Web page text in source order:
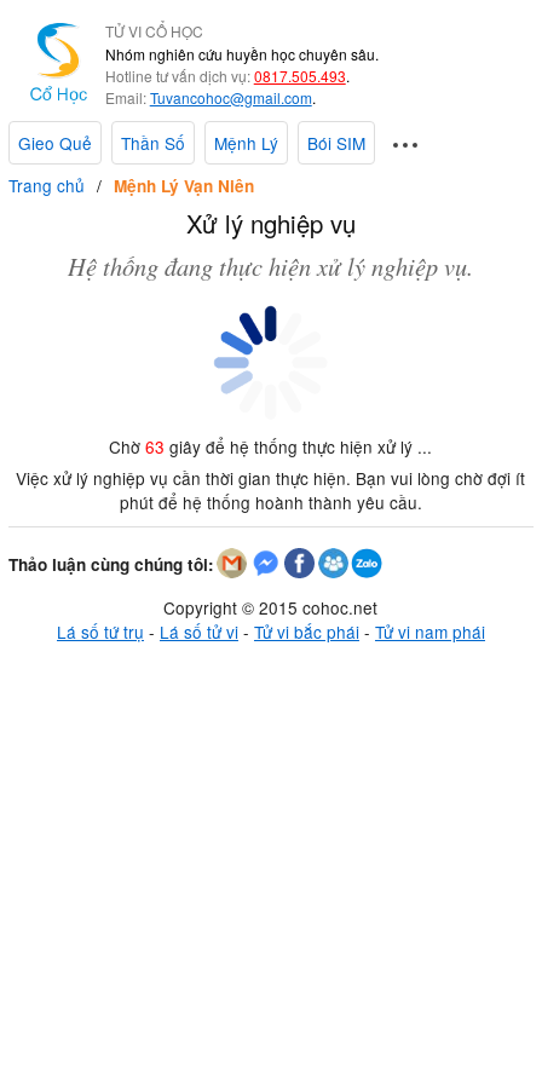
TỬ VI CỔ HỌC
Nhóm nghiên cứu huyền học chuyên sâu.
Hotline tư vấn dịch vụ:0817.505.493.
Email:Tuvancohoc@gmail.com.
Gieo Quẻ Thần Số Mệnh Lý
Bói SIM
Trang chủ
Mệnh Lý Vạn Niên
Xử lý nghiệp vụ
Hệ thống đang thực hiện xử lý nghiệp vụ.
Chờ63 giây để hệ thống thực hiện xử lý ...
Việc xử lý nghiệp vụ cần thời gian thực hiện. Bạn vui lòng chờ đợi ít
phút để hệ thống hoành thành yêu cầu.
Thảo luận cùng chúng tôi:
Copyright © 2015 cohoc.net
Lá số tứ trụ - Lá số tử vi- Tử vi bắc phái- Tử vi nam phái